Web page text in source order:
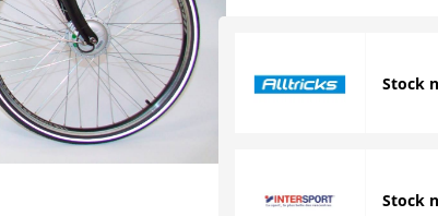
Stock
Stock